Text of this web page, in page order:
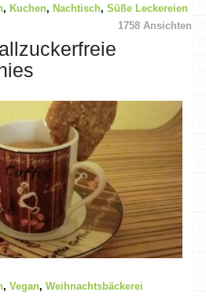
, Kuchen, Nachtisch, Süße Leckereien
1758 Ansichten
, Vegan, Weihnachtsbäckerei